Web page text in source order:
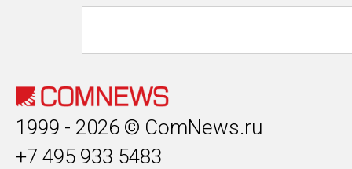
1999 - 2026 © ComNews.ru
+7 495 933 5483